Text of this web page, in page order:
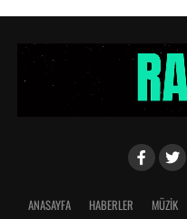
ANASAYFA HABERLER MÜZİK